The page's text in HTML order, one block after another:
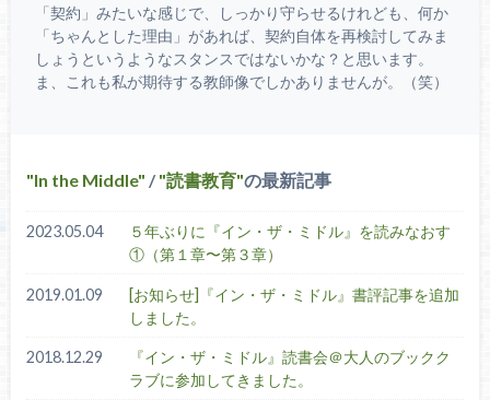
「契約」みたいな感じで、しっかり守らせるけれども、何か
「ちゃんとした理由」があれば、契約自体を再検討してみま
しょうというようなスタンスではないかな？と思います。
ま、これも私が期待する教師像でしかありませんが。（笑）
In the Middle / 読書教育 の最新記事
2023.05.04
５年ぶりに『イン・ザ・ミドル』を読みなおす
①（第１章〜第３章）
2019.01.09
[お知らせ]『イン・ザ・ミドル』書評記事を追加
しました。
2018.12.29
『イン・ザ・ミドル』読書会＠大人のブックク
ラブに参加してきました。